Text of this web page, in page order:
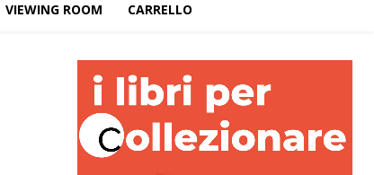
VIEWING ROOM CARRELLO